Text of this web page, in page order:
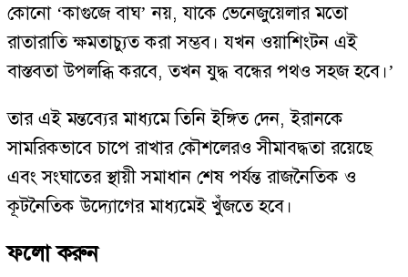
কোনো ‘কাগুজে বাঘ’ নয়, যাকে ভেনেজুয়েলার মতো
রাতারাতি ক্ষমতাচ্যুত করা সম্ভব। যখন ওয়াশিংটন এই
বাস্তবতা উপলব্ধি করবে, তখন যুদ্ধ বন্ধের পথও সহজ হবে।’
তার এই মন্তব্যের মাধ্যমে তিনি ইঙ্গিত দেন, ইরানকে
সামরিকভাবে চাপে রাখার কৌশলেরও সীমাবদ্ধতা রয়েছে
এবং সংঘাতের স্থায়ী সমাধান শেষ পর্যন্ত রাজনৈতিক ও
কূটনৈতিক উদ্যোগের মাধ্যমেই খুঁজতে হবে।
ফলো করুন